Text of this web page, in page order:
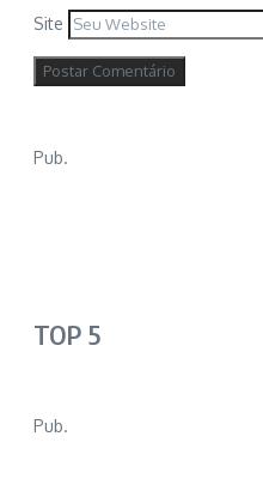
Site
Pub.
TOP 5
Pub.